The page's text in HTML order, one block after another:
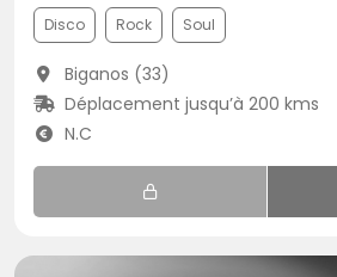
Disco Rock Soul
Biganos (33)
Déplacement jusqu’à 200 kms
N.C